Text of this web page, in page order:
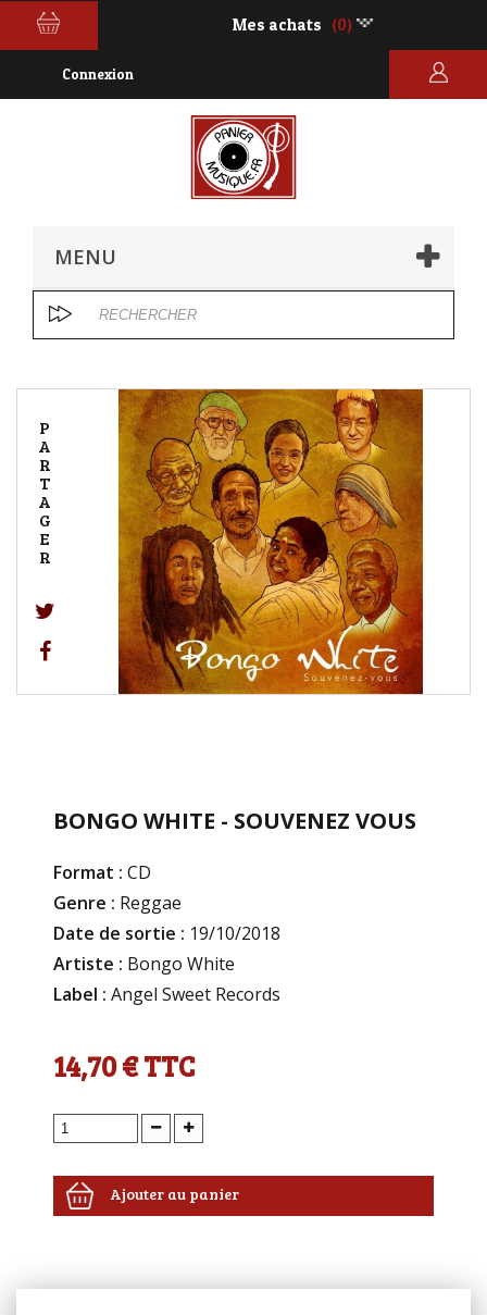
Mes achats (0)
Connexion
MENU
P
A
R
T
A
G
E
R
BONGO WHITE - SOUVENEZ VOUS
Format : CD
Genre : Reggae
Date de sortie : 19/10/2018
Artiste : Bongo White
Label : Angel Sweet Records
14,70 €TTC
Ajouter au panier